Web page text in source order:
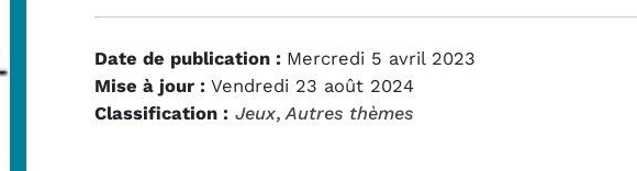
Date de publication : Mercredi 5 avril 2023
Mise à jour : Vendredi 23 août 2024
Classification : Jeux, Autres thèmes